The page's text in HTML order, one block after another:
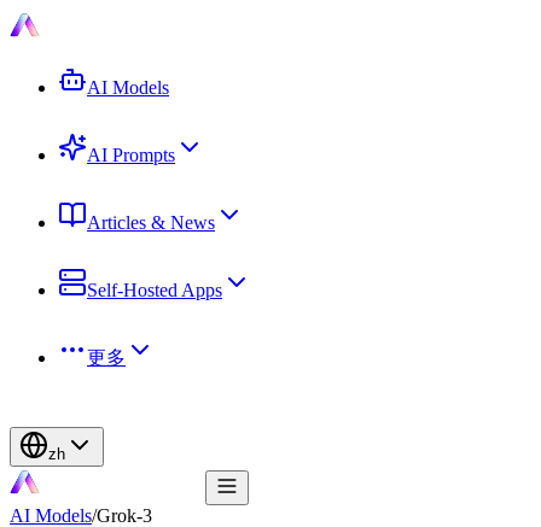
AI Models
AI Prompts
Articles & News
Self-Hosted Apps
更多
zh
AI Models/Grok-3